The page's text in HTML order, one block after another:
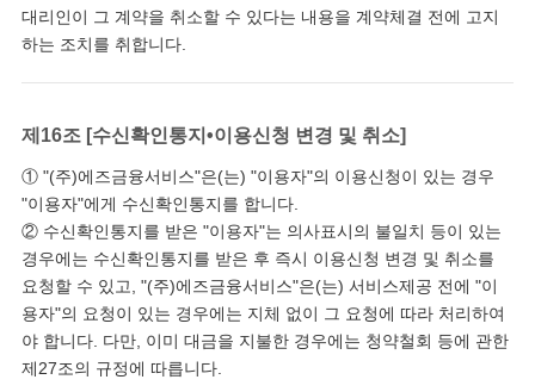
대리인이 그 계약을 취소할 수 있다는 내용을 계약체결 전에 고지
하는 조치를 취합니다.
제16조 [수신확인통지•이용신청 변경 및 취소]
① "(주)에즈금융서비스"은(는) "이용자"의 이용신청이 있는 경우
"이용자"에게 수신확인통지를 합니다.
② 수신확인통지를 받은 "이용자"는 의사표시의 불일치 등이 있는
경우에는 수신확인통지를 받은 후 즉시 이용신청 변경 및 취소를
요청할 수 있고, "(주)에즈금융서비스"은(는) 서비스제공 전에 "이
용자"의 요청이 있는 경우에는 지체 없이 그 요청에 따라 처리하여
야 합니다. 다만, 이미 대금을 지불한 경우에는 청약철회 등에 관한
제27조의 규정에 따릅니다.